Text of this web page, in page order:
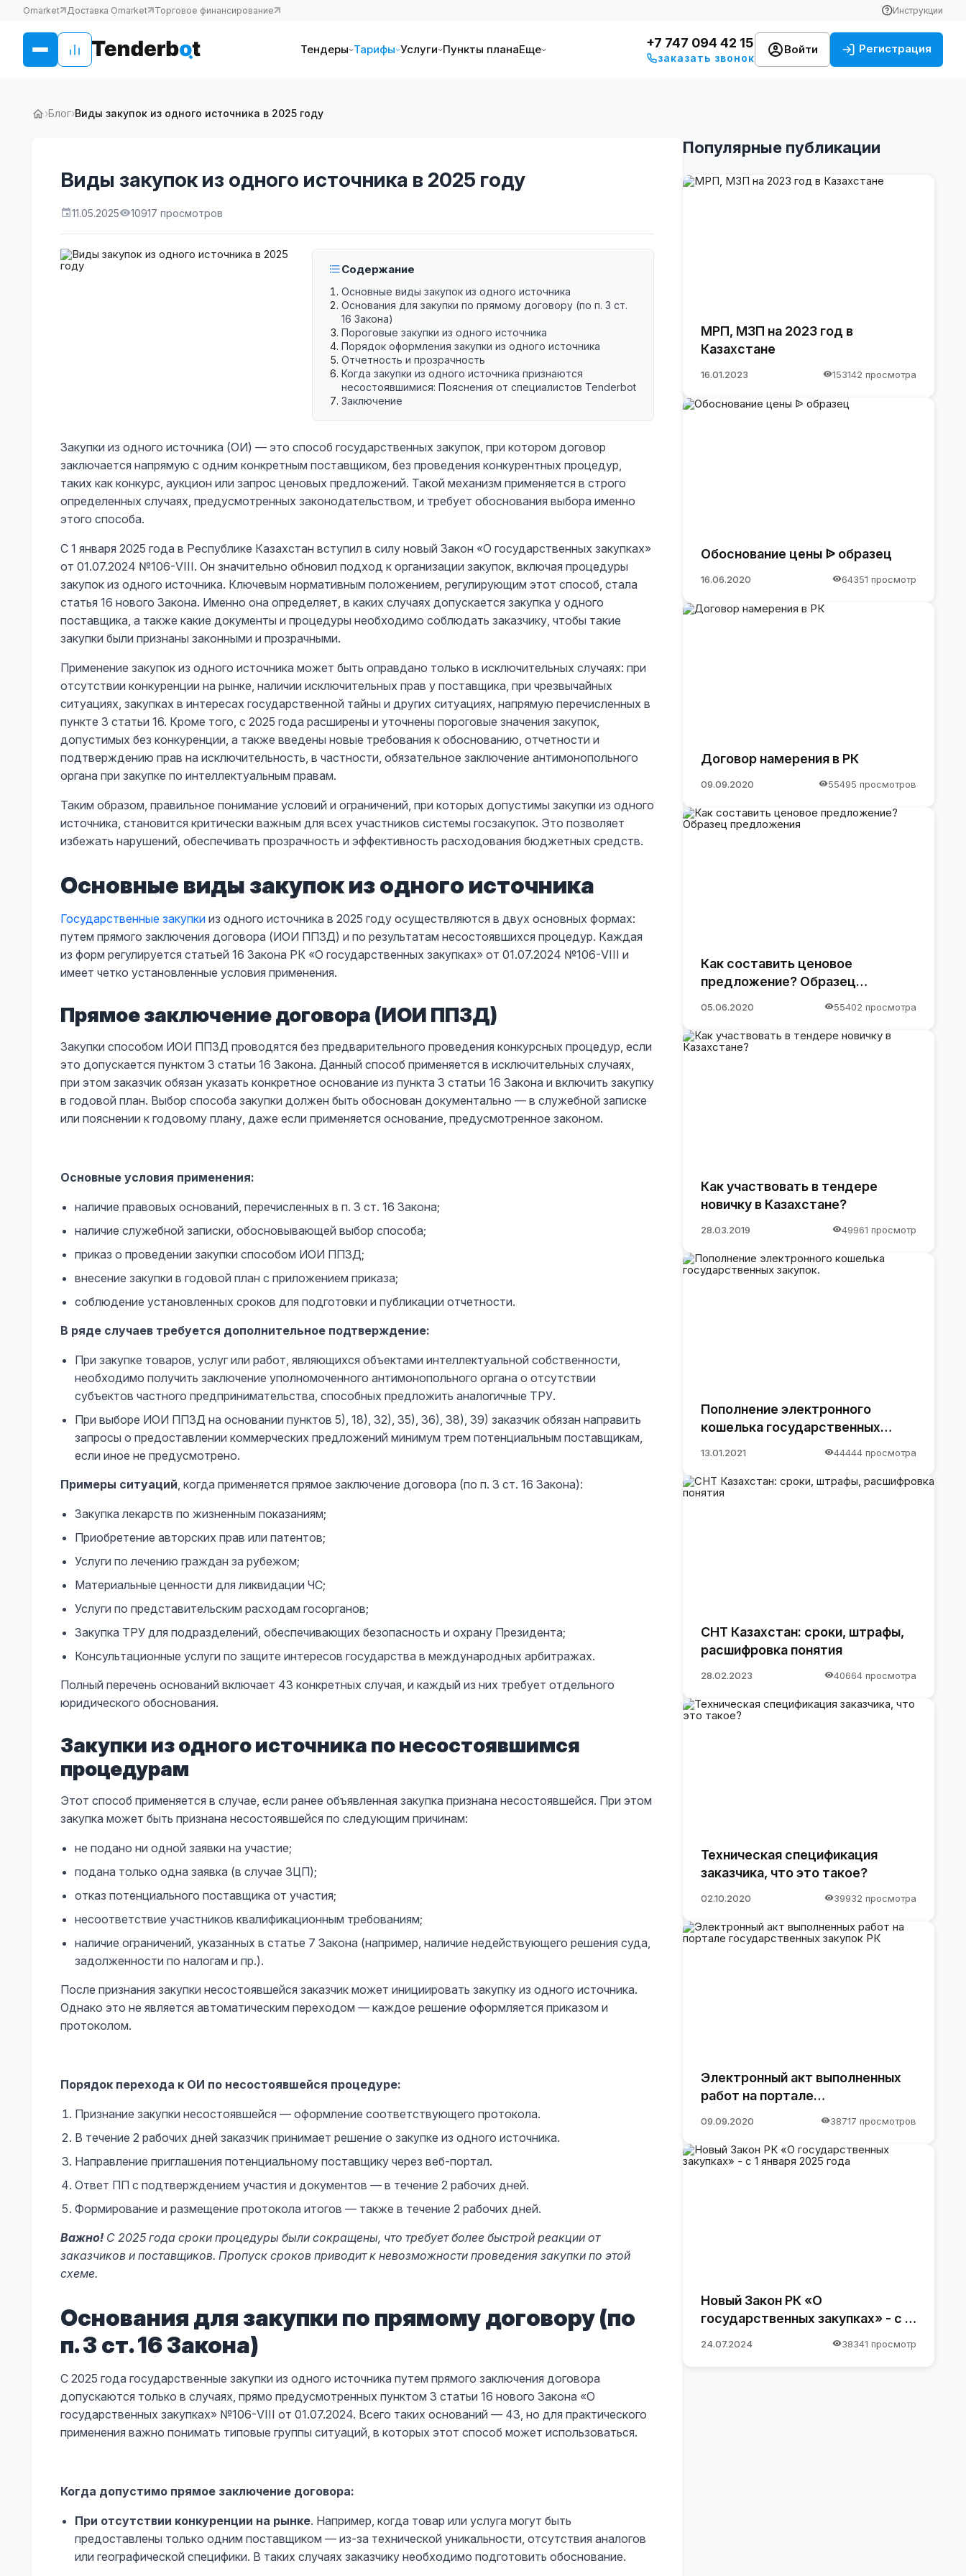
Omarket Доставка Omarket Торговое финансирование Инструкции
Тендеры Тарифы Услуги Пункты планаЕще +7 747 094 42 15
заказать звонок
Войти Регистрация
›Блог›Виды закупок из одного источника в 2025 году
Виды закупок из одного источника в 2025 году
11.05.2025 10917 просмотров
Содержание
Основные виды закупок из одного источника
Основания для закупки по прямому договору (по п. 3 ст.
16 Закона)
Пороговые закупки из одного источника
Порядок оформления закупки из одного источника
Отчетность и прозрачность
Когда закупки из одного источника признаются
несостоявшимися: Пояснения от специалистов Tenderbot
Заключение
Закупки из одного источника (ОИ) — это способ государственных закупок, при котором договор
заключается напрямую с одним конкретным поставщиком, без проведения конкурентных процедур,
таких как конкурс, аукцион или запрос ценовых предложений. Такой механизм применяется в строго
определенных случаях, предусмотренных законодательством, и требует обоснования выбора именно
этого способа.
С 1 января 2025 года в Республике Казахстан вступил в силу новый Закон «О государственных закупках»
от 01.07.2024 №106-VIII. Он значительно обновил подход к организации закупок, включая процедуры
закупок из одного источника. Ключевым нормативным положением, регулирующим этот способ, стала
статья 16 нового Закона. Именно она определяет, в каких случаях допускается закупка у одного
поставщика, а также какие документы и процедуры необходимо соблюдать заказчику, чтобы такие
закупки были признаны законными и прозрачными.
Применение закупок из одного источника может быть оправдано только в исключительных случаях: при
отсутствии конкуренции на рынке, наличии исключительных прав у поставщика, при чрезвычайных
ситуациях, закупках в интересах государственной тайны и других ситуациях, напрямую перечисленных в
пункте 3 статьи 16. Кроме того, с 2025 года расширены и уточнены пороговые значения закупок,
допустимых без конкуренции, а также введены новые требования к обоснованию, отчетности и
подтверждению прав на исключительность, в частности, обязательное заключение антимонопольного
органа при закупке по интеллектуальным правам.
Таким образом, правильное понимание условий и ограничений, при которых допустимы закупки из одного
источника, становится критически важным для всех участников системы госзакупок. Это позволяет
избежать нарушений, обеспечивать прозрачность и эффективность расходования бюджетных средств.
Основные виды закупок из одного источника
Государственные закупки из одного источника в 2025 году осуществляются в двух основных формах:
путем прямого заключения договора (ИОИ ППЗД) и по результатам несостоявшихся процедур. Каждая
из форм регулируется статьей 16 Закона РК «О государственных закупках» от 01.07.2024 №106-VIII и
имеет четко установленные условия применения.
Прямое заключение договора (ИОИ ППЗД)
Закупки способом ИОИ ППЗД проводятся без предварительного проведения конкурсных процедур, если
это допускается пунктом 3 статьи 16 Закона. Данный способ применяется в исключительных случаях,
при этом заказчик обязан указать конкретное основание из пункта 3 статьи 16 Закона и включить закупку
в годовой план. Выбор способа закупки должен быть обоснован документально — в служебной записке
или пояснении к годовому плану, даже если применяется основание, предусмотренное законом.
Основные условия применения:
наличие правовых оснований, перечисленных в п. 3 ст. 16 Закона;
наличие служебной записки, обосновывающей выбор способа;
приказ о проведении закупки способом ИОИ ППЗД;
внесение закупки в годовой план с приложением приказа;
соблюдение установленных сроков для подготовки и публикации отчетности.
В ряде случаев требуется дополнительное подтверждение:
При закупке товаров, услуг или работ, являющихся объектами интеллектуальной собственности,
необходимо получить заключение уполномоченного антимонопольного органа о отсутствии
субъектов частного предпринимательства, способных предложить аналогичные ТРУ.
При выборе ИОИ ППЗД на основании пунктов 5), 18), 32), 35), 36), 38), 39) заказчик обязан направить
запросы о предоставлении коммерческих предложений минимум трем потенциальным поставщикам,
если иное не предусмотрено.
Примеры ситуаций, когда применяется прямое заключение договора (по п. 3 ст. 16 Закона):
Закупка лекарств по жизненным показаниям;
Приобретение авторских прав или патентов;
Услуги по лечению граждан за рубежом;
Материальные ценности для ликвидации ЧС;
Услуги по представительским расходам госорганов;
Закупка ТРУ для подразделений, обеспечивающих безопасность и охрану Президента;
Консультационные услуги по защите интересов государства в международных арбитражах.
Полный перечень оснований включает 43 конкретных случая, и каждый из них требует отдельного
юридического обоснования.
Закупки из одного источника по несостоявшимся
процедурам
Этот способ применяется в случае, если ранее объявленная закупка признана несостоявшейся. При этом
закупка может быть признана несостоявшейся по следующим причинам:
не подано ни одной заявки на участие;
подана только одна заявка (в случае ЗЦП);
отказ потенциального поставщика от участия;
несоответствие участников квалификационным требованиям;
наличие ограничений, указанных в статье 7 Закона (например, наличие недействующего решения суда,
задолженности по налогам и пр.).
После признания закупки несостоявшейся заказчик может инициировать закупку из одного источника.
Однако это не является автоматическим переходом — каждое решение оформляется приказом и
протоколом.
Порядок перехода к ОИ по несостоявшейся процедуре:
Признание закупки несостоявшейся — оформление соответствующего протокола.
В течение 2 рабочих дней заказчик принимает решение о закупке из одного источника.
Направление приглашения потенциальному поставщику через веб-портал.
Ответ ПП с подтверждением участия и документов — в течение 2 рабочих дней.
Формирование и размещение протокола итогов — также в течение 2 рабочих дней.
Важно! С 2025 года сроки процедуры были сокращены, что требует более быстрой реакции от
заказчиков и поставщиков. Пропуск сроков приводит к невозможности проведения закупки по этой
схеме.
Основания для закупки по прямому договору (по
п. 3 ст. 16 Закона)
С 2025 года государственные закупки из одного источника путем прямого заключения договора
допускаются только в случаях, прямо предусмотренных пунктом 3 статьи 16 нового Закона «О
государственных закупках» №106-VIII от 01.07.2024. Всего таких оснований — 43, но для практического
применения важно понимать типовые группы ситуаций, в которых этот способ может использоваться.
Когда допустимо прямое заключение договора:
При отсутствии конкуренции на рынке. Например, когда товар или услуга могут быть
предоставлены только одним поставщиком — из-за технической уникальности, отсутствия аналогов
или географической специфики. В таких случаях заказчику необходимо подготовить обоснование.
Популярные публикации
МРП, МЗП на 2023 год в
Казахстане
16.01.2023 153142 просмотра
Обоснование цены ᐉ образец
16.06.2020 64351 просмотр
Договор намерения в РК
09.09.2020 55495 просмотров
Как составить ценовое
предложение? Образец
05.06.2020 55402 просмотра
Как участвовать в тендере
новичку в Казахстане?
28.03.2019 49961 просмотр
Пополнение электронного
кошелька государственных
13.01.2021 44444 просмотра
СНТ Казахстан: сроки, штрафы,
расшифровка понятия
28.02.2023 40664 просмотра
Техническая спецификация
заказчика, что это такое?
02.10.2020 39932 просмотра
Электронный акт выполненных
работ на портале
09.09.2020 38717 просмотров
Новый Закон РК «О
государственных закупках» - с 1
24.07.2024 38341 просмотр